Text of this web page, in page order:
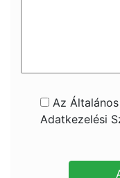
Az
Adatkezelési